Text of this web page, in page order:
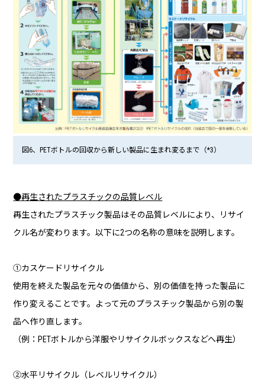
図6、PETボトルの回収から新しい製品に生まれ変るまで（*3）
●再生されたプラスチックの品質レベル
再生されたプラスチック製品はその品質レベルにより、リサイ
クル名が変わります。以下に2つの名称の意味を説明します。
①カスケードリサイクル
使用を終えた製品を元々の価値から、別の価値を持った製品に
作り変えることです。よって元のプラスチック製品から別の製
品へ作り直します。
（例：PETボトルから洋服やリサイクルボックスなどへ再生）
②水平リサイクル（レベルリサイクル）